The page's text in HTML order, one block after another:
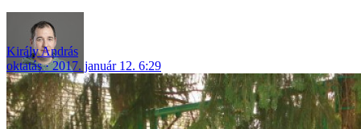
Király András
oktatás
2017. január 12. 6:29